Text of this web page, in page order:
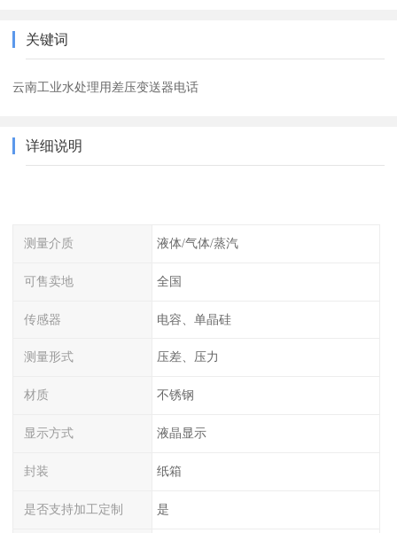
关键词
云南工业水处理用差压变送器电话
详细说明
测量介质 液体/气体/蒸汽
可售卖地 全国
传感器 电容、单晶硅
测量形式 压差、压力
材质 不锈钢
显示方式 液晶显示
封装 纸箱
是否支持加工定制 是